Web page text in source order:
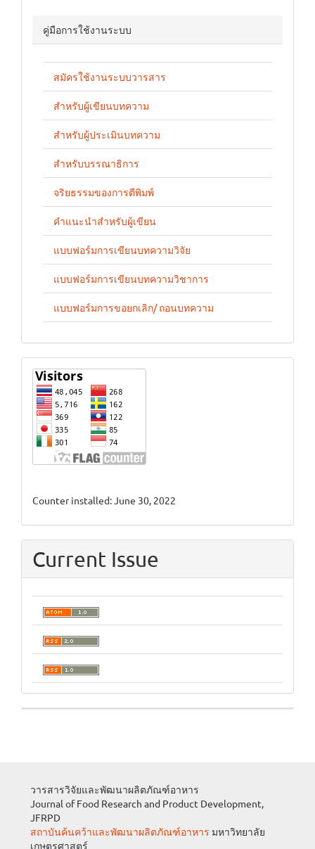
คู่มือการใช้งานระบบ
สมัครใช้งานระบบวารสาร
สำหรับผู้เขียนบทความ
สำหรับผู้ประเมินบทความ
สำหรับบรรณาธิการ
จริยธรรมของการตีพิมพ์
คำแนะนำสำหรับผู้เขียน
แบบฟอร์มการเขียนบทความวิจัย
แบบฟอร์มการเขียนบทความวิชาการ
แบบฟอร์มการขอยกเลิก/ ถอนบทความ
stat
Counter installed: June 30, 2022
Current Issue
วารสารวิจัยและพัฒนาผลิตภัณฑ์อาหาร
Journal of Food Research and Product Development,
JFRPD
สถาบันค้นคว้าและพัฒนาผลิตภัณฑ์อาหาร มหาวิทยาลัย
เกษตรศาสตร์